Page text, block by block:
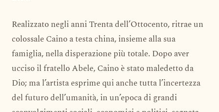
Realizzato negli anni Trenta dell’Ottocento, ritrae un
colossale Caino a testa china, insieme alla sua
famiglia, nella disperazione più totale. Dopo aver
ucciso il fratello Abele, Caino è stato maledetto da
Dio; ma l’artista esprime qui anche tutta l’incertezza
del futuro dell’umanità, in un’epoca di grandi